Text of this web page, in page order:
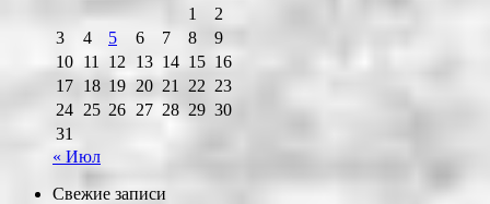
1
2
3
4 5 6 7 8
9
10 11 12 13 14 15 16
17 18 19 20 21 22 23
24 25 26 27 28 29 30
31
« Июл
Свежие записи